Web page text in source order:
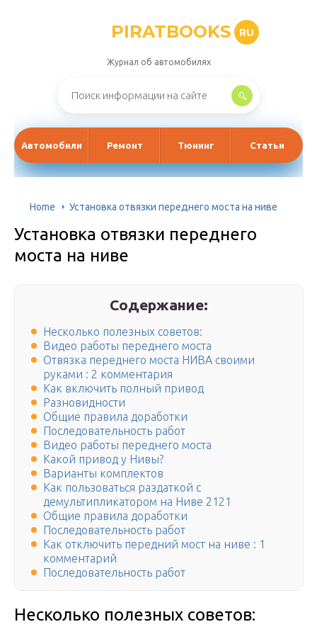
PIRATBOOKS RU
Журнал об автомобилях
Автомобили Ремонт Тюнинг Статьи
Home Установка отвязки переднего моста на ниве
Установка отвязки переднего
моста на ниве
Содержание:
Несколько полезных советов:
Видео работы переднего моста
Отвязка переднего моста НИВА своими
руками : 2 комментария
Как включить полный привод
Разновидности
Общие правила доработки
Последовательность работ
Видео работы переднего моста
Какой привод у Нивы?
Варианты комплектов
Как пользоваться раздаткой с
демультипликатором на Ниве 2121
Общие правила доработки
Последовательность работ
Как отключить передний мост на ниве : 1
комментарий
Последовательность работ
Несколько полезных советов: